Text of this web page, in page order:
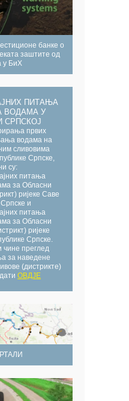
банке о
заштите од
у БиХ
ПИТАЊА
ВОДАМА У
СРПСКОЈ
првих
водама на
сливовима
Српске,
су:
питања
за Обласни
ријеке Саве
и
питања
за Обласни
ријеке
Српске.
чине преглед
за наведене
(дистрикте)
ОВДЈЕ